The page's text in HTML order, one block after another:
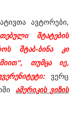
ავტორები,
შტატების
შტაბ-ბინა
კი
“, თუმცა იქ,
:
ვერც
ამერიკის ვიზის